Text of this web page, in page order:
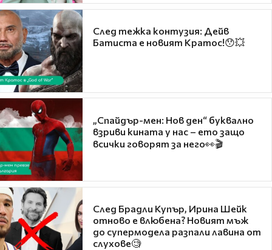
След тежка контузия: Дейв
Батиста е новият Кратос!😯💥
„Спайдър-мен: Нов ден“ буквално
взриви кината у нас – ето защо
всички говорят за него👀🎬
След Брадли Купър, Ирина Шейк
отново е влюбена? Новият мъж
до супермодела разпали лавина от
слухове🧐